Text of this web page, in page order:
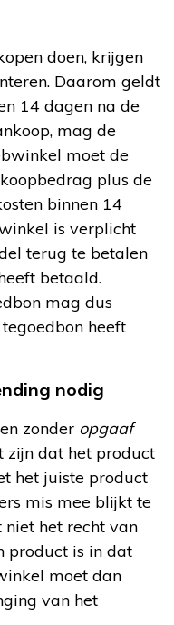
doen, krijgen
Daarom geldt
14 dagen na de
mag de
moet de
plus de
binnen 14
is verplicht
terug te betalen
betaald.
mag dus
heeft
nodig
zonder opgaaf
zijn dat het product
het juiste product
mis mee blijkt te
niet het recht van
product is in dat
moet dan
van het